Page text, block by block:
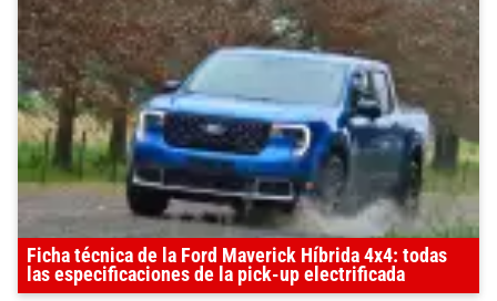
Ficha técnica de la Ford Maverick Híbrida 4x4: todas
las especificaciones de la pick-up electrificada